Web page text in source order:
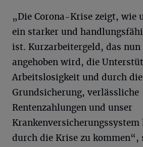
„Die Corona-Krise zeigt, wie
ein starker und
ist. Kurzarbeitergeld, das
angehoben wird, die
Arbeitslosigkeit und durch die
Grundsicherung, verlässliche
Rentenzahlungen und unser
durch die Krise zu kommen“,